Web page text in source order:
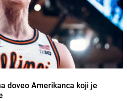
doveo Amerikanca koji je